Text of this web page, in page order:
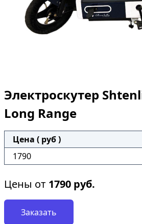
Электроскутер
Long Range
Цена ( руб )
1790
Цены от 1790 руб.
Заказать